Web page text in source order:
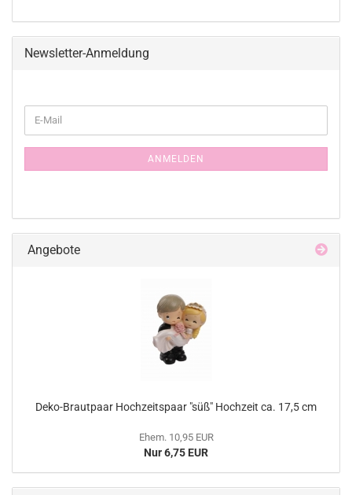
Newsletter-Anmeldung
ZUR
E-
Mail
ANMELDEN
Angebote
Deko-Brautpaar Hochzeitspaar "süß" Hochzeit ca. 17,5 cm
Ehem. 10,95 EUR
Nur 6,75 EUR